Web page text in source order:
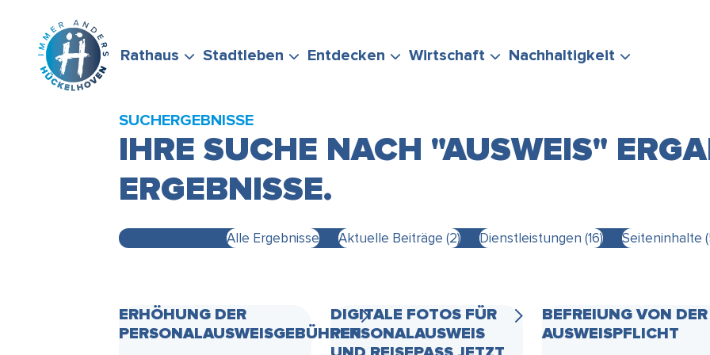
Rathaus
VERWALTUNG
Stadtleben
ENGAGEMENT
Entdecken Wirtschaft Nachhaltigkeit
& MOBILITÄT
STELLEN SIE GERNE IHRE FRAGE
SUCHERGEBNISSE
IHRE SUCHE NACH "AUSWEIS"
ERGEBNISSE.
Alle Ergebnisse Aktuelle Beiträge (2) Dienstleistungen (16) Seiteninhalte
ERHÖHUNG DER
PERSONALAUSWEISGEBÜHREN
DIGITALE FOTOS FÜR
PERSONALAUSWEIS
BEFREIUNG VON DER
AUSWEISPFLICHT